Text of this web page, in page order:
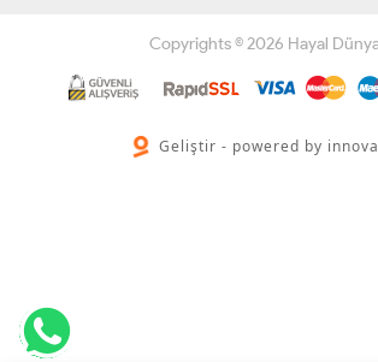
Copyrights © 2026 Hayal
Geliştir - powered by